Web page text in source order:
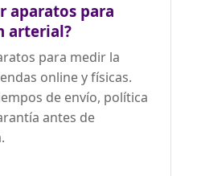
opción para padres,
amigos, y se puede
en el hogar o en el
médico / enfermera
aparatos para
arterial?
para medir la
online y físicas.
de envío, política
antes de